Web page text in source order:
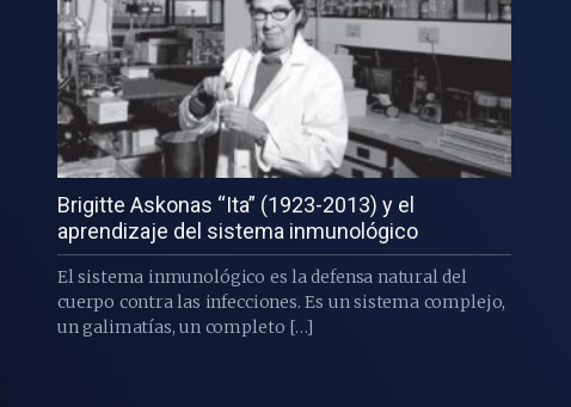
Brigitte Askonas “Ita” (1923-2013) y el
aprendizaje del sistema inmunológico
El sistema inmunológico es la defensa natural del
cuerpo contra las infecciones. Es un sistema complejo,
un galimatías, un completo […]